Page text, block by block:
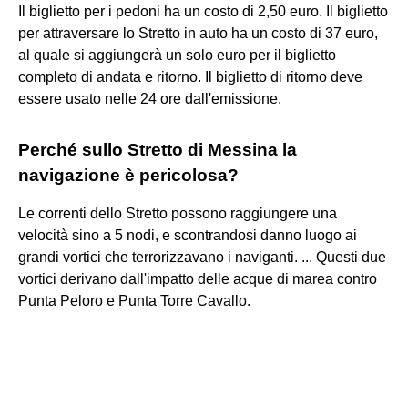
Il biglietto per i pedoni ha un costo di 2,50 euro. Il biglietto
per attraversare lo Stretto in auto ha un costo di 37 euro,
al quale si aggiungerà un solo euro per il biglietto
completo di andata e ritorno. Il biglietto di ritorno deve
essere usato nelle 24 ore dall'emissione.
Perché sullo Stretto di Messina la
navigazione è pericolosa?
Le correnti dello Stretto possono raggiungere una
velocità sino a 5 nodi, e scontrandosi danno luogo ai
grandi vortici che terrorizzavano i naviganti. ... Questi due
vortici derivano dall'impatto delle acque di marea contro
Punta Peloro e Punta Torre Cavallo.